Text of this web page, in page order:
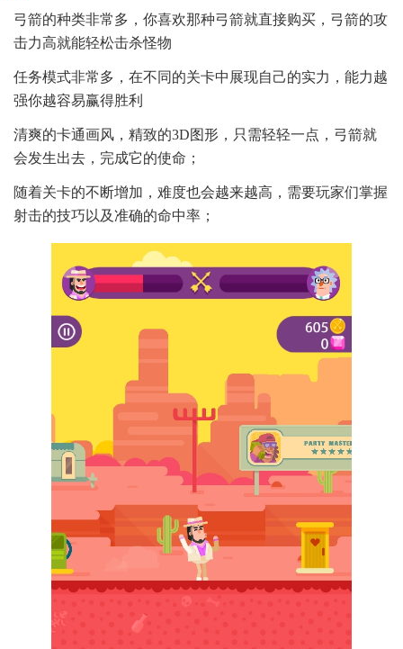
弓箭的种类非常多，你喜欢那种弓箭就直接购买，弓箭的攻
击力高就能轻松击杀怪物
任务模式非常多，在不同的关卡中展现自己的实力，能力越
强你越容易赢得胜利
清爽的卡通画风，精致的3D图形，只需轻轻一点，弓箭就
会发生出去，完成它的使命；
随着关卡的不断增加，难度也会越来越高，需要玩家们掌握
射击的技巧以及准确的命中率；